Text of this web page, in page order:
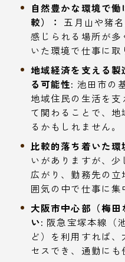
自然豊かな環境で
較）：
五月山や猪
感じられる場所が
いた環境で仕事に取
地域経済を支える
る可能性: 池田市の
地域住民の生活を
て関わることで、
るかもしれません。
比較的落ち着いた環
いがありますが、
広がり、勤務先の
囲気の中で仕事に集
大阪市中心部（梅
い: 阪急宝塚本線（
ど）を利用すれば
セスでき、通勤にも